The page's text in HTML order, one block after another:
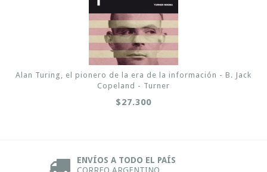
Alan Turing, el pionero de la era de la información - B. Jack
Copeland - Turner
$27.300
ENVÍOS A TODO EL PAÍS
CORREO ARGENTINO